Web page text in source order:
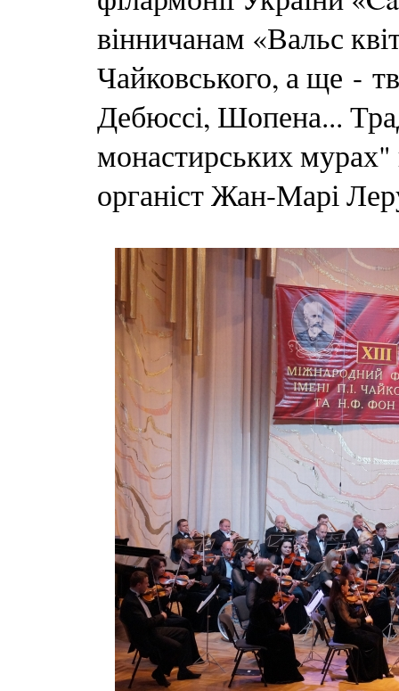
вінничанам «Вальс
Чайковського, а ще -
Дебюссі, Шопена...
монастирських
органіст Жан-Марі